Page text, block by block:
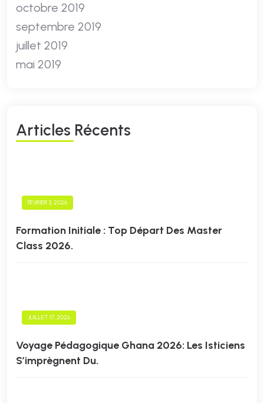
octobre 2019
septembre 2019
juillet 2019
mai 2019
ARTICLES RÉCENTS
FÉVRIER 3, 2026
Formation Initiale : Top Départ Des Master
Class 2026.
JUILLET 17, 2026
Voyage Pédagogique Ghana 2026: Les Isticiens
S’imprègnent Du.